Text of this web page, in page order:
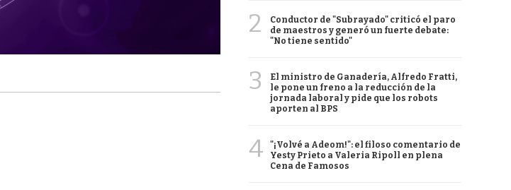
2
Conductor de "Subrayado" criticó el paro
de maestros y generó un fuerte debate:
"No tiene sentido"
3
El ministro de Ganadería, Alfredo Fratti,
le pone un freno a la reducción de la
jornada laboral y pide que los robots
aporten al BPS
4
"¡Volvé a Adeom!": el filoso comentario de
Yesty Prieto a Valeria Ripoll en plena
Cena de Famosos